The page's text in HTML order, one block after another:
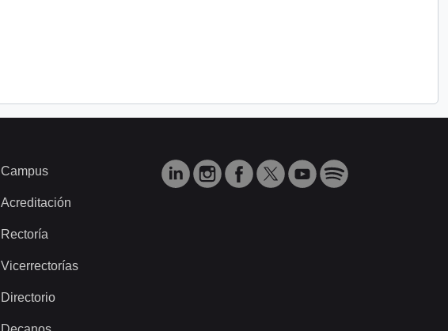
Campus
Acreditación
Rectoría
Vicerrectorías
Directorio